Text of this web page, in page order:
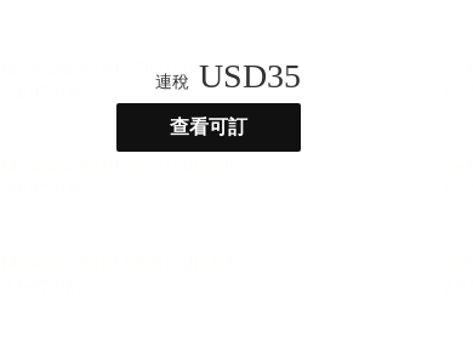
連稅 USD35
查看可訂